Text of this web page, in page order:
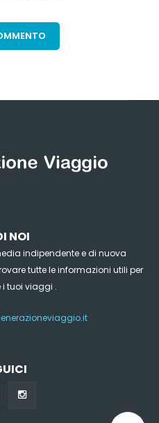
NOI
indipendente e di nuova
tutte le informazioni utili per
i tuoi viaggi .